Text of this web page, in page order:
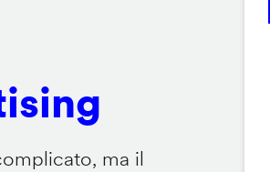
ma il